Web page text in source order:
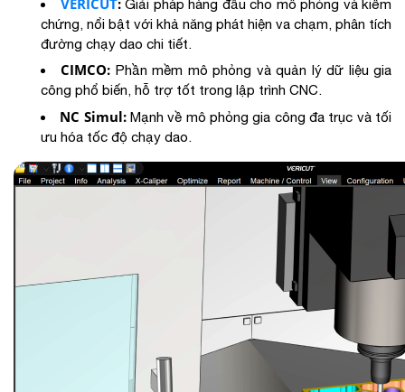
Giải pháp hàng đầu cho mô phỏng và kiểm
chứng, nổi bật với khả năng phát hiện va chạm, phân tích
đường chạy dao chi tiết.
CIMCO: Phần mềm mô phỏng và quản lý dữ liệu gia
công phổ biến, hỗ trợ tốt trong lập trình CNC.
NC Simul:Mạnh về mô phỏng gia công đa trục và tối
ưu hóa tốc độ chạy dao.